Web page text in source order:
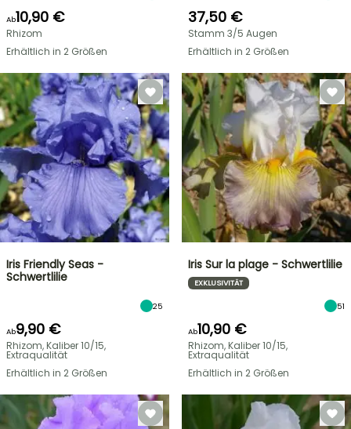
Ab10,90 €
Rhizom
Erhältlich in 2 Größen
37,50 €
Stamm 3/5 Augen
Erhältlich in 2 Größen
Iris Friendly Seas -
Schwertlilie
25
Ab9,90 €
Rhizom, Kaliber 10/15,
Extraqualität
Erhältlich in 2 Größen
Iris Sur la plage - Schwertlilie
EXKLUSIVITÄT
51
Ab10,90 €
Rhizom, Kaliber 10/15,
Extraqualität
Erhältlich in 2 Größen